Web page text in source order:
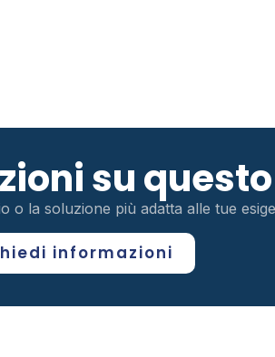
su
o la soluzione più adatta alle tue
informazioni